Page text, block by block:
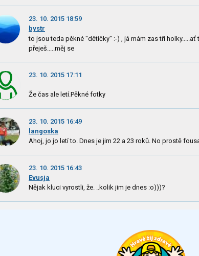
23. 10. 2015 18:59
bystr
to jsou teda pěkné "dětičky" :-) , já mám zas tři
přeješ.....měj se
23. 10. 2015 17:11
Že čas ale letí.Pěkné fotky
23. 10. 2015 16:49
langoska
Ahoj, jo jo letí to. Dnes je jim 22 a 23 roků. No prostě
23. 10. 2015 16:43
Evusja
Nějak kluci vyrostli, že. ..kolik jim je dnes :o)))?